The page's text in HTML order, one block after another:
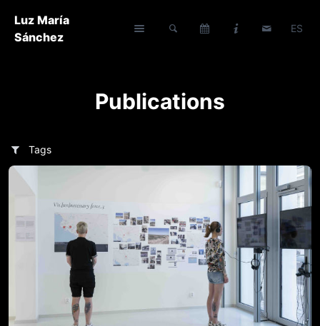
Luz María
Sánchez
ES
Publications
Tags